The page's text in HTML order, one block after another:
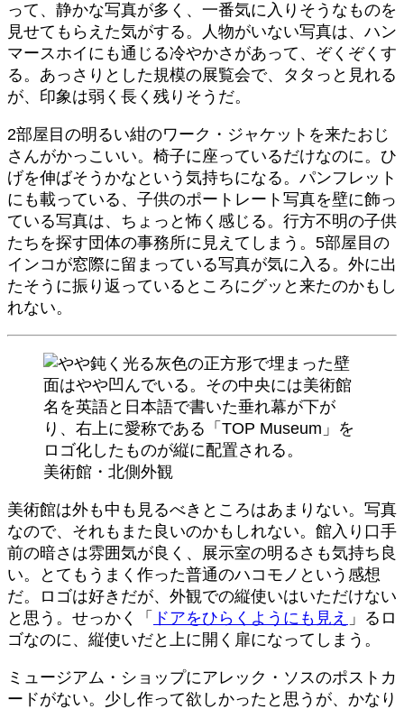
って、静かな写真が多く、一番気に入りそうなものを
見せてもらえた気がする。人物がいない写真は、ハン
マースホイにも通じる冷やかさがあって、ぞくぞくす
る。あっさりとした規模の展覧会で、タタっと見れる
が、印象は弱く長く残りそうだ。
2部屋目の明るい紺のワーク・ジャケットを来たおじ
さんがかっこいい。椅子に座っているだけなのに。ひ
げを伸ばそうかなという気持ちになる。パンフレット
にも載っている、子供のポートレート写真を壁に飾っ
ている写真は、ちょっと怖く感じる。行方不明の子供
たちを探す団体の事務所に見えてしまう。5部屋目の
インコが窓際に留まっている写真が気に入る。外に出
たそうに振り返っているところにグッと来たのかもし
れない。
美術館・北側外観
美術館は外も中も見るべきところはあまりない。写真
なので、それもまた良いのかもしれない。館入り口手
前の暗さは雰囲気が良く、展示室の明るさも気持ち良
い。とてもうまく作った普通のハコモノという感想
だ。ロゴは好きだが、外観での縦使いはいただけない
と思う。せっかく「
ドアをひらくようにも見え 」るロ
ゴなのに、縦使いだと上に開く扉になってしまう。
ミュージアム・ショップにアレック・ソスのポストカ
ードがない。少し作って欲しかったと思うが、かなり